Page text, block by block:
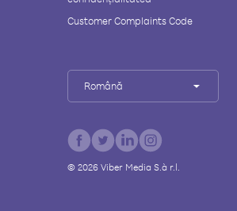
Customer Complaints Code
Română
© 2026Viber Media S.à r.l.